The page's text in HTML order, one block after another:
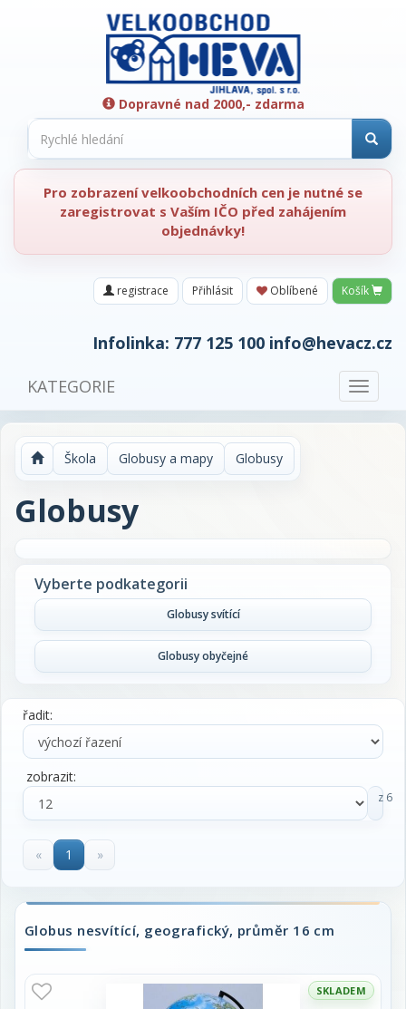
Dopravné nad 2000,- zdarma
Pro zobrazení velkoobchodních cen je nutné se
zaregistrovat s Vaším IČO před zahájením
objednávky!
registrace Přihlásit Oblíbené Košík
Infolinka: 777 125 100 info@hevacz.cz
Toggle
KATEGORIE
Škola Globusy a mapy Globusy
Globusy
Vyberte podkategorii
Globusy svítící
Globusy obyčejné
řadit:
zobrazit:
z 6
« 1 »
Globus nesvítící, geografický, průměr 16 cm
SKLADEM